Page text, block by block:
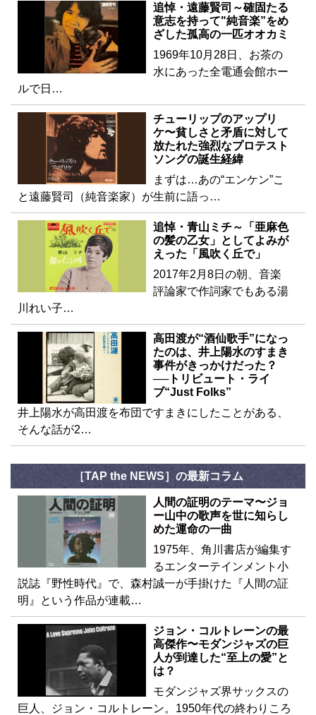
追悼・遠藤賢司～確固たる
意志を持って"純音楽”をめ
ざした孤高の一匹オオカミ
1969年10月28日、お茶の
水にあった全電通会館ホー
ルで日…
チューリップのアップリ
ケ〜貧しさと矛盾に対して
放たれた強烈なプロテスト
ソングの誕生経緯
まずは…あの“エンケン”こ
と遠藤賢司（純音楽家）が生前に語っ…
追悼・青山ミチ～「亜麻色
の髪の乙女」としてよみが
えった「風吹く丘で」
2017年2月8日の朝、音楽
評論家で作詞家でもある湯
川れい子…
高田渡が“酒仙歌手”になっ
たのは、井上陽水のすまき
事件がきっかけだった？
──トリビュート・ライ
ブ“Just Folks”
井上陽水が高田渡を布団ですまきにしたことがある、
そんな話が2…
［TAP the NEWS］の最新コラム
人間の証明のテーマ〜ジョ
ー山中の歌声を世に知らし
めた運命の一曲
1975年、角川書店が編集す
るエンターテインメント小
説誌『野性時代』で、森村誠一が手掛けた『人間の証
明』という作品が連載…
ジョン・コルトレーンの最
高傑作〜モダンジャズの巨
人が到達した“至上の愛”と
は？
モダンジャズ界サックスの
巨人、ジョン・コルトレーン。1950年代の終わりころ